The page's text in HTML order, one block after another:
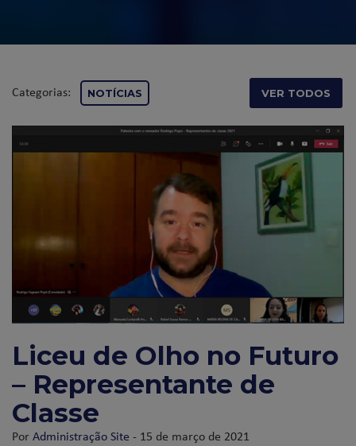
Categorias: NOTÍCIAS VER TODOS
Liceu de Olho no Futuro
– Representante de
Classe
PorAdministração Site - 15 de março de 2021